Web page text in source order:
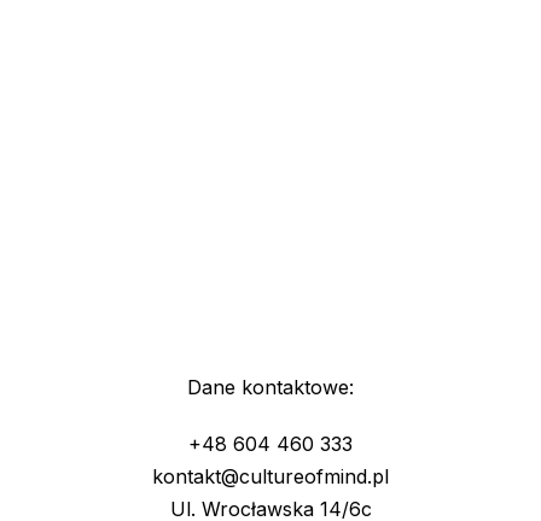
Dane kontaktowe:
+48 604 460 333
kontakt@cultureofmind.pl
Ul. Wrocławska 14/6c